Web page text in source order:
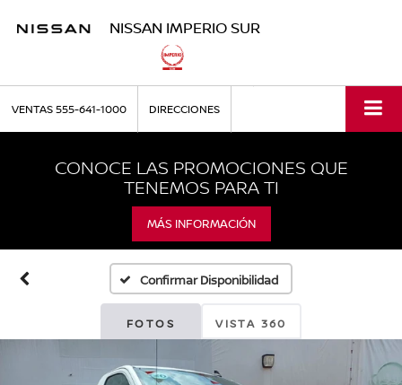
NISSAN IMPERIO SUR
VENTAS555-641-1000 DIRECCIONES
CONOCE LAS PROMOCIONES QUE
TENEMOS PARA TI
MÁS INFORMACIÓN
Confirmar Disponibilidad
FOTOS VISTA 360